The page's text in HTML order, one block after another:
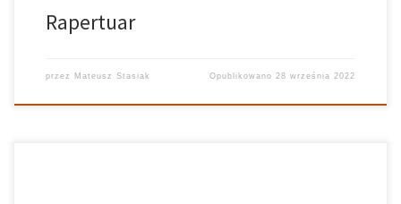
Rapertuar
przez Mateusz Stasiak Opublikowano28 września 2022